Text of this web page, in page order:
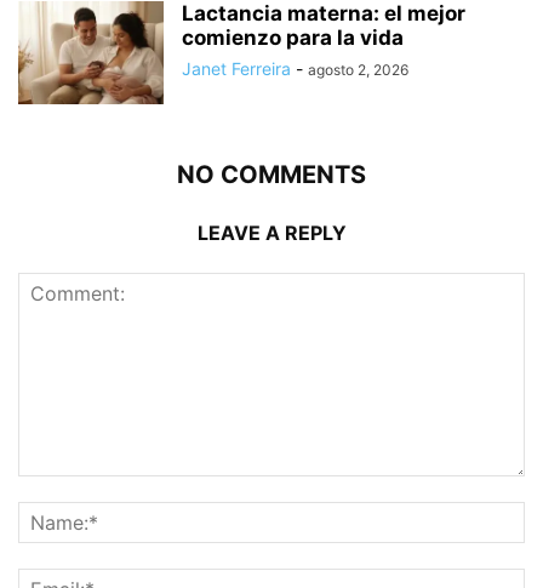
Lactancia materna: el mejor
comienzo para la vida
Janet Ferreira - agosto 2, 2026
NO COMMENTS
LEAVE A REPLY